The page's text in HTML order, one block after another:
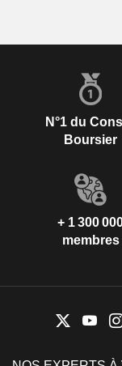
N°1 du
Boursier
+ 1 300
membres